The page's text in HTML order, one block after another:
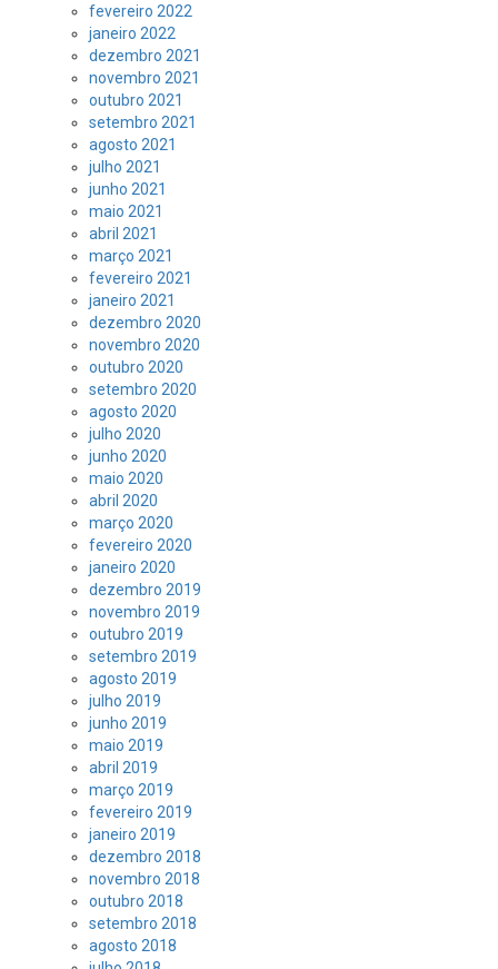
fevereiro 2022
janeiro 2022
dezembro 2021
novembro 2021
outubro 2021
setembro 2021
agosto 2021
julho 2021
junho 2021
maio 2021
abril 2021
março 2021
fevereiro 2021
janeiro 2021
dezembro 2020
novembro 2020
outubro 2020
setembro 2020
agosto 2020
julho 2020
junho 2020
maio 2020
abril 2020
março 2020
fevereiro 2020
janeiro 2020
dezembro 2019
novembro 2019
outubro 2019
setembro 2019
agosto 2019
julho 2019
junho 2019
maio 2019
abril 2019
março 2019
fevereiro 2019
janeiro 2019
dezembro 2018
novembro 2018
outubro 2018
setembro 2018
agosto 2018